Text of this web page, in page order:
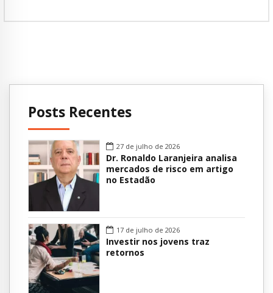
Posts Recentes
27 de julho de 2026
Dr. Ronaldo Laranjeira analisa
mercados de risco em artigo
no Estadão
17 de julho de 2026
Investir nos jovens traz
retornos